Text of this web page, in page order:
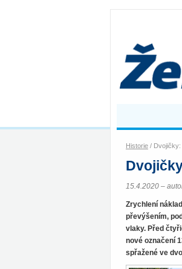
Historie /
15.4.2020 –
Zrychlení
převýšením,
vlaky. Před
nové označení
spřažené ve